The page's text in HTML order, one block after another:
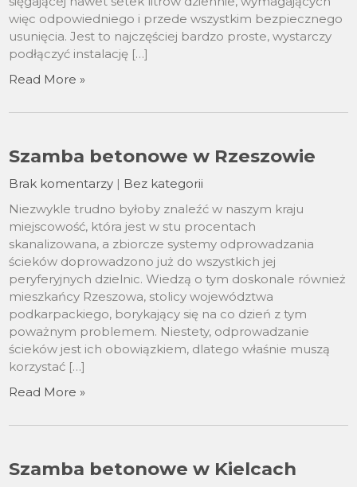
więc odpowiedniego i przede wszystkim bezpiecznego
usunięcia. Jest to najczęściej bardzo proste, wystarczy
podłączyć instalację […]
Read More »
Szamba betonowe w Rzeszowie
Brak komentarzy | Bez kategorii
Niezwykle trudno byłoby znaleźć w naszym kraju
miejscowość, która jest w stu procentach
skanalizowana, a zbiorcze systemy odprowadzania
ścieków doprowadzono już do wszystkich jej
peryferyjnych dzielnic. Wiedzą o tym doskonale również
mieszkańcy Rzeszowa, stolicy województwa
podkarpackiego, borykający się na co dzień z tym
poważnym problemem. Niestety, odprowadzanie
ścieków jest ich obowiązkiem, dlatego właśnie muszą
korzystać […]
Read More »
Szamba betonowe w Kielcach